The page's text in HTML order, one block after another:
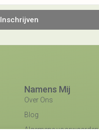
Inschrijven
Namens Mij
Over Ons
Blog
Algemene voorwaarden